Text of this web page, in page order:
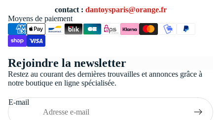
contact : dantoysparis@orange.fr
Moyens de paiement
Rejoindre la newsletter
Restez au courant des dernières trouvailles et annonces grâce à
notre boutique en ligne spécialisée.
E-mail
Conditions générales de vente
Coordonnées
Politique d’expédition